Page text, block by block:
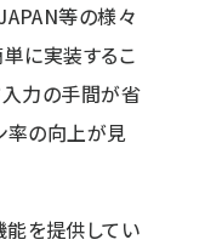
等の様々
に実装するこ
入力の手間が省
率の向上が見
能を提供してい